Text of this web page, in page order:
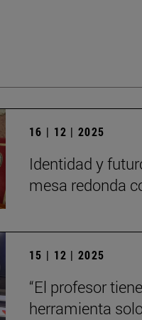
16 | 12 | 2025
Identidad y
mesa redonda
15 | 12 | 2025
“El profesor
herramienta